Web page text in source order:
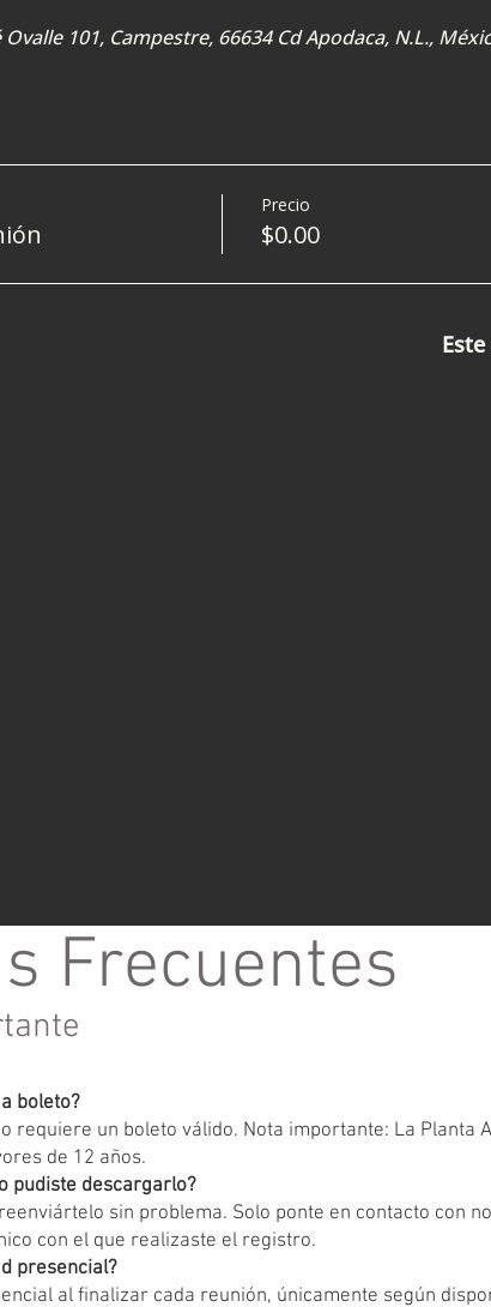
Ovalle 101, Campestre, 66634 Cd Apodaca, N.L.,
Precio
$0.00
Frecuentes
boleto?
requiere un boleto válido. Nota importante: La Planta
de 12 años.
pudiste descargarlo?
sin problema. Solo ponte en contacto con
con el que realizaste el registro.
presencial?
al finalizar cada reunión, únicamente según